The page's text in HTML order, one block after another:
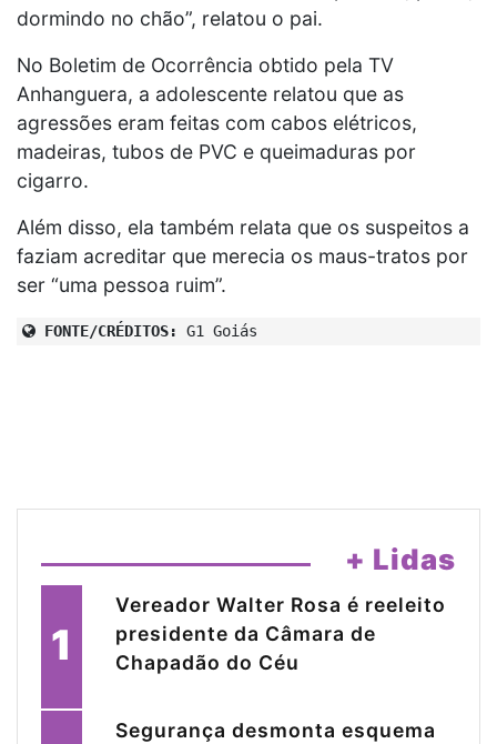
dormindo no chão”, relatou o pai.
No Boletim de Ocorrência obtido pela TV
Anhanguera, a adolescente relatou que as
agressões eram feitas com cabos elétricos,
madeiras, tubos de PVC e queimaduras por
cigarro.
Além disso, ela também relata que os suspeitos a
faziam acreditar que merecia os maus-tratos por
ser “uma pessoa ruim”.
FONTE/CRÉDITOS: G1 Goiás
+ Lidas
1
Vereador Walter Rosa é reeleito
presidente da Câmara de
Chapadão do Céu
Segurança desmonta esquema